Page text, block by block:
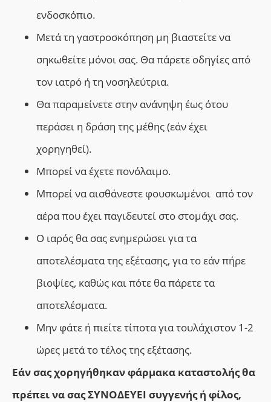
ενδοσκόπιο.
Μετά τη γαστροσκόπηση μη βιαστείτε να
σηκωθείτε μόνοι σας. Θα πάρετε οδηγίες από
τον ιατρό ή τη νοσηλεύτρια.
Θα παραμείνετε στην ανάνηψη έως ότου
περάσει η δράση της μέθης (εάν έχει
χορηγηθεί).
Μπορεί να έχετε πονόλαιμο.
Μπορεί να αισθάνεστε φουσκωμένοι από τον
αέρα που έχει παγιδευτεί στο στομάχι σας.
Ο ιαρός θα σας ενημερώσει για τα
αποτελέσματα της εξέτασης, για το εάν πήρε
βιοψίες, καθώς και πότε θα πάρετε τα
αποτελέσματα.
Μην φάτε ή πιείτε τίποτα για τουλάχιστον 1-2
ώρες μετά το τέλος της εξέτασης.
Εάν σας χορηγήθηκαν φάρμακα καταστολής θα
πρέπει να σας ΣΥΝΟΔΕΥΕΙ συγγενής ή φίλος,